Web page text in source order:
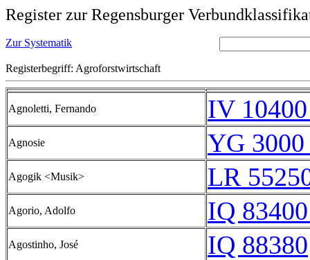
Register zur Regensburger
Zur Systematik
Registerbegriff: Agroforstwirtschaft
Agnoletti, Fernando IV
Agnosie YG
Agogik <Musik> LR
Agorio, Adolfo IQ
Agostinho, José IQ 88380